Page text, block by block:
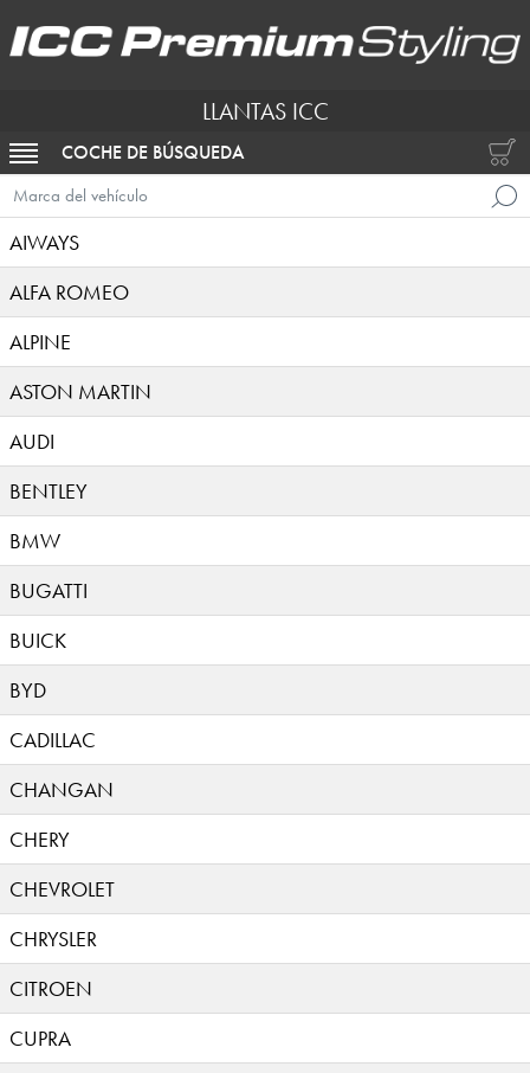
LLANTAS ICC
ACTIVAR NAVEGACIÓN
COCHE DE BÚSQUEDA
Marca del vehículo
AIWAYS
ALFA ROMEO
ALPINE
ASTON MARTIN
AUDI
BENTLEY
BMW
BUGATTI
BUICK
BYD
CADILLAC
CHANGAN
CHERY
CHEVROLET
CHRYSLER
CITROEN
CUPRA